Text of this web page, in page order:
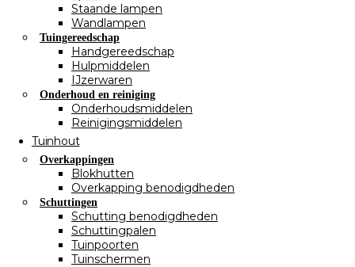
Staande lampen
Wandlampen
Tuingereedschap
Handgereedschap
Hulpmiddelen
IJzerwaren
Onderhoud en reiniging
Onderhoudsmiddelen
Reinigingsmiddelen
Tuinhout
Overkappingen
Blokhutten
Overkapping benodigdheden
Schuttingen
Schutting benodigdheden
Schuttingpalen
Tuinpoorten
Tuinschermen